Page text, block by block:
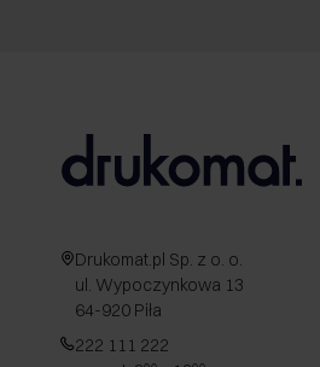
Drukomat.pl Sp. z o. o.
ul. Wypoczynkowa 13
64-920 Piła
222 111 222